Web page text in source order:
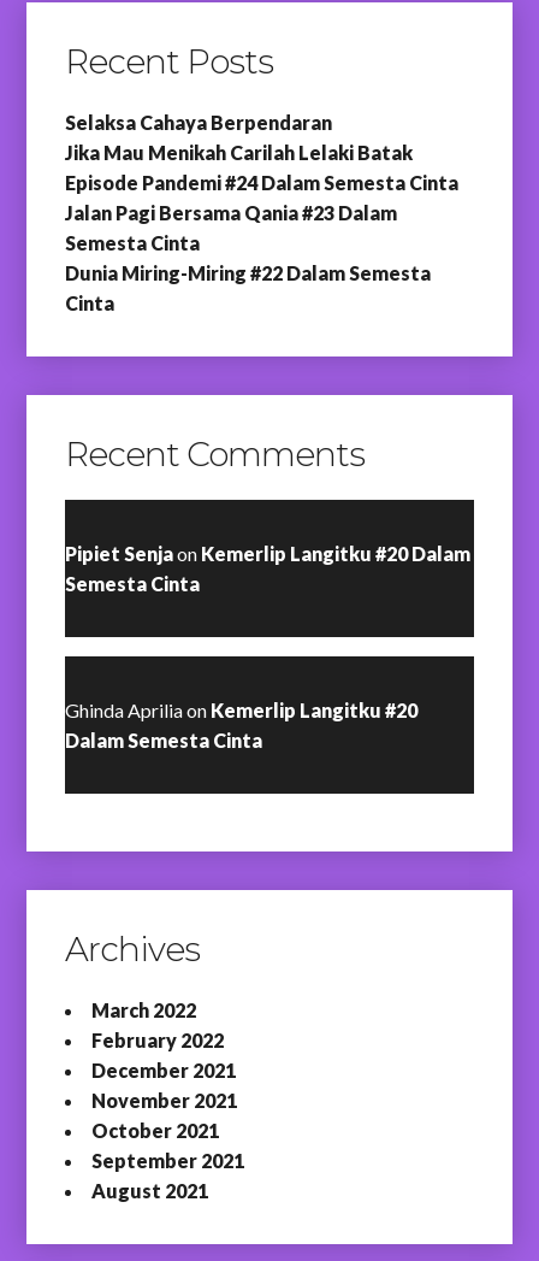
Recent Posts
Selaksa Cahaya Berpendaran
Jika Mau Menikah Carilah Lelaki Batak
Episode Pandemi #24 Dalam Semesta Cinta
Jalan Pagi Bersama Qania #23 Dalam
Semesta Cinta
Dunia Miring-Miring #22 Dalam Semesta
Cinta
Recent Comments
Pipiet Senjaon Kemerlip Langitku #20 Dalam
Semesta Cinta
Ghinda Apriliaon Kemerlip Langitku #20
Dalam Semesta Cinta
Archives
March 2022
February 2022
December 2021
November 2021
October 2021
September 2021
August 2021